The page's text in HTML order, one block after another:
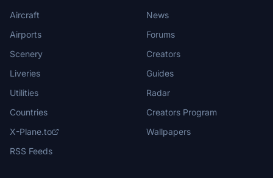
Aircraft
Airports
Scenery
Liveries
Utilities
Countries
X-Plane.to
RSS Feeds
News
Forums
Creators
Guides
Radar
Creators Program
Wallpapers